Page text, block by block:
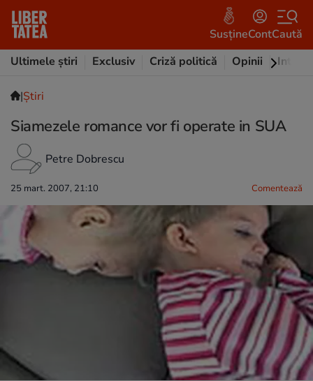
SusțineContCaută
Ultimele știri
Exclusiv Criză politică Opinii
|Ştiri
Siamezele romance vor fi operate in SUA
Petre Dobrescu
25 mart. 2007, 21:10 Comentează